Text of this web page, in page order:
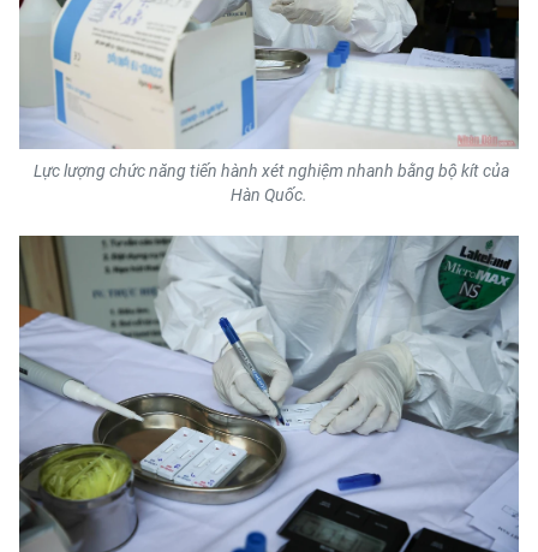
Lực lượng chức năng tiến hành xét nghiệm nhanh bằng bộ kít của
Hàn Quốc.